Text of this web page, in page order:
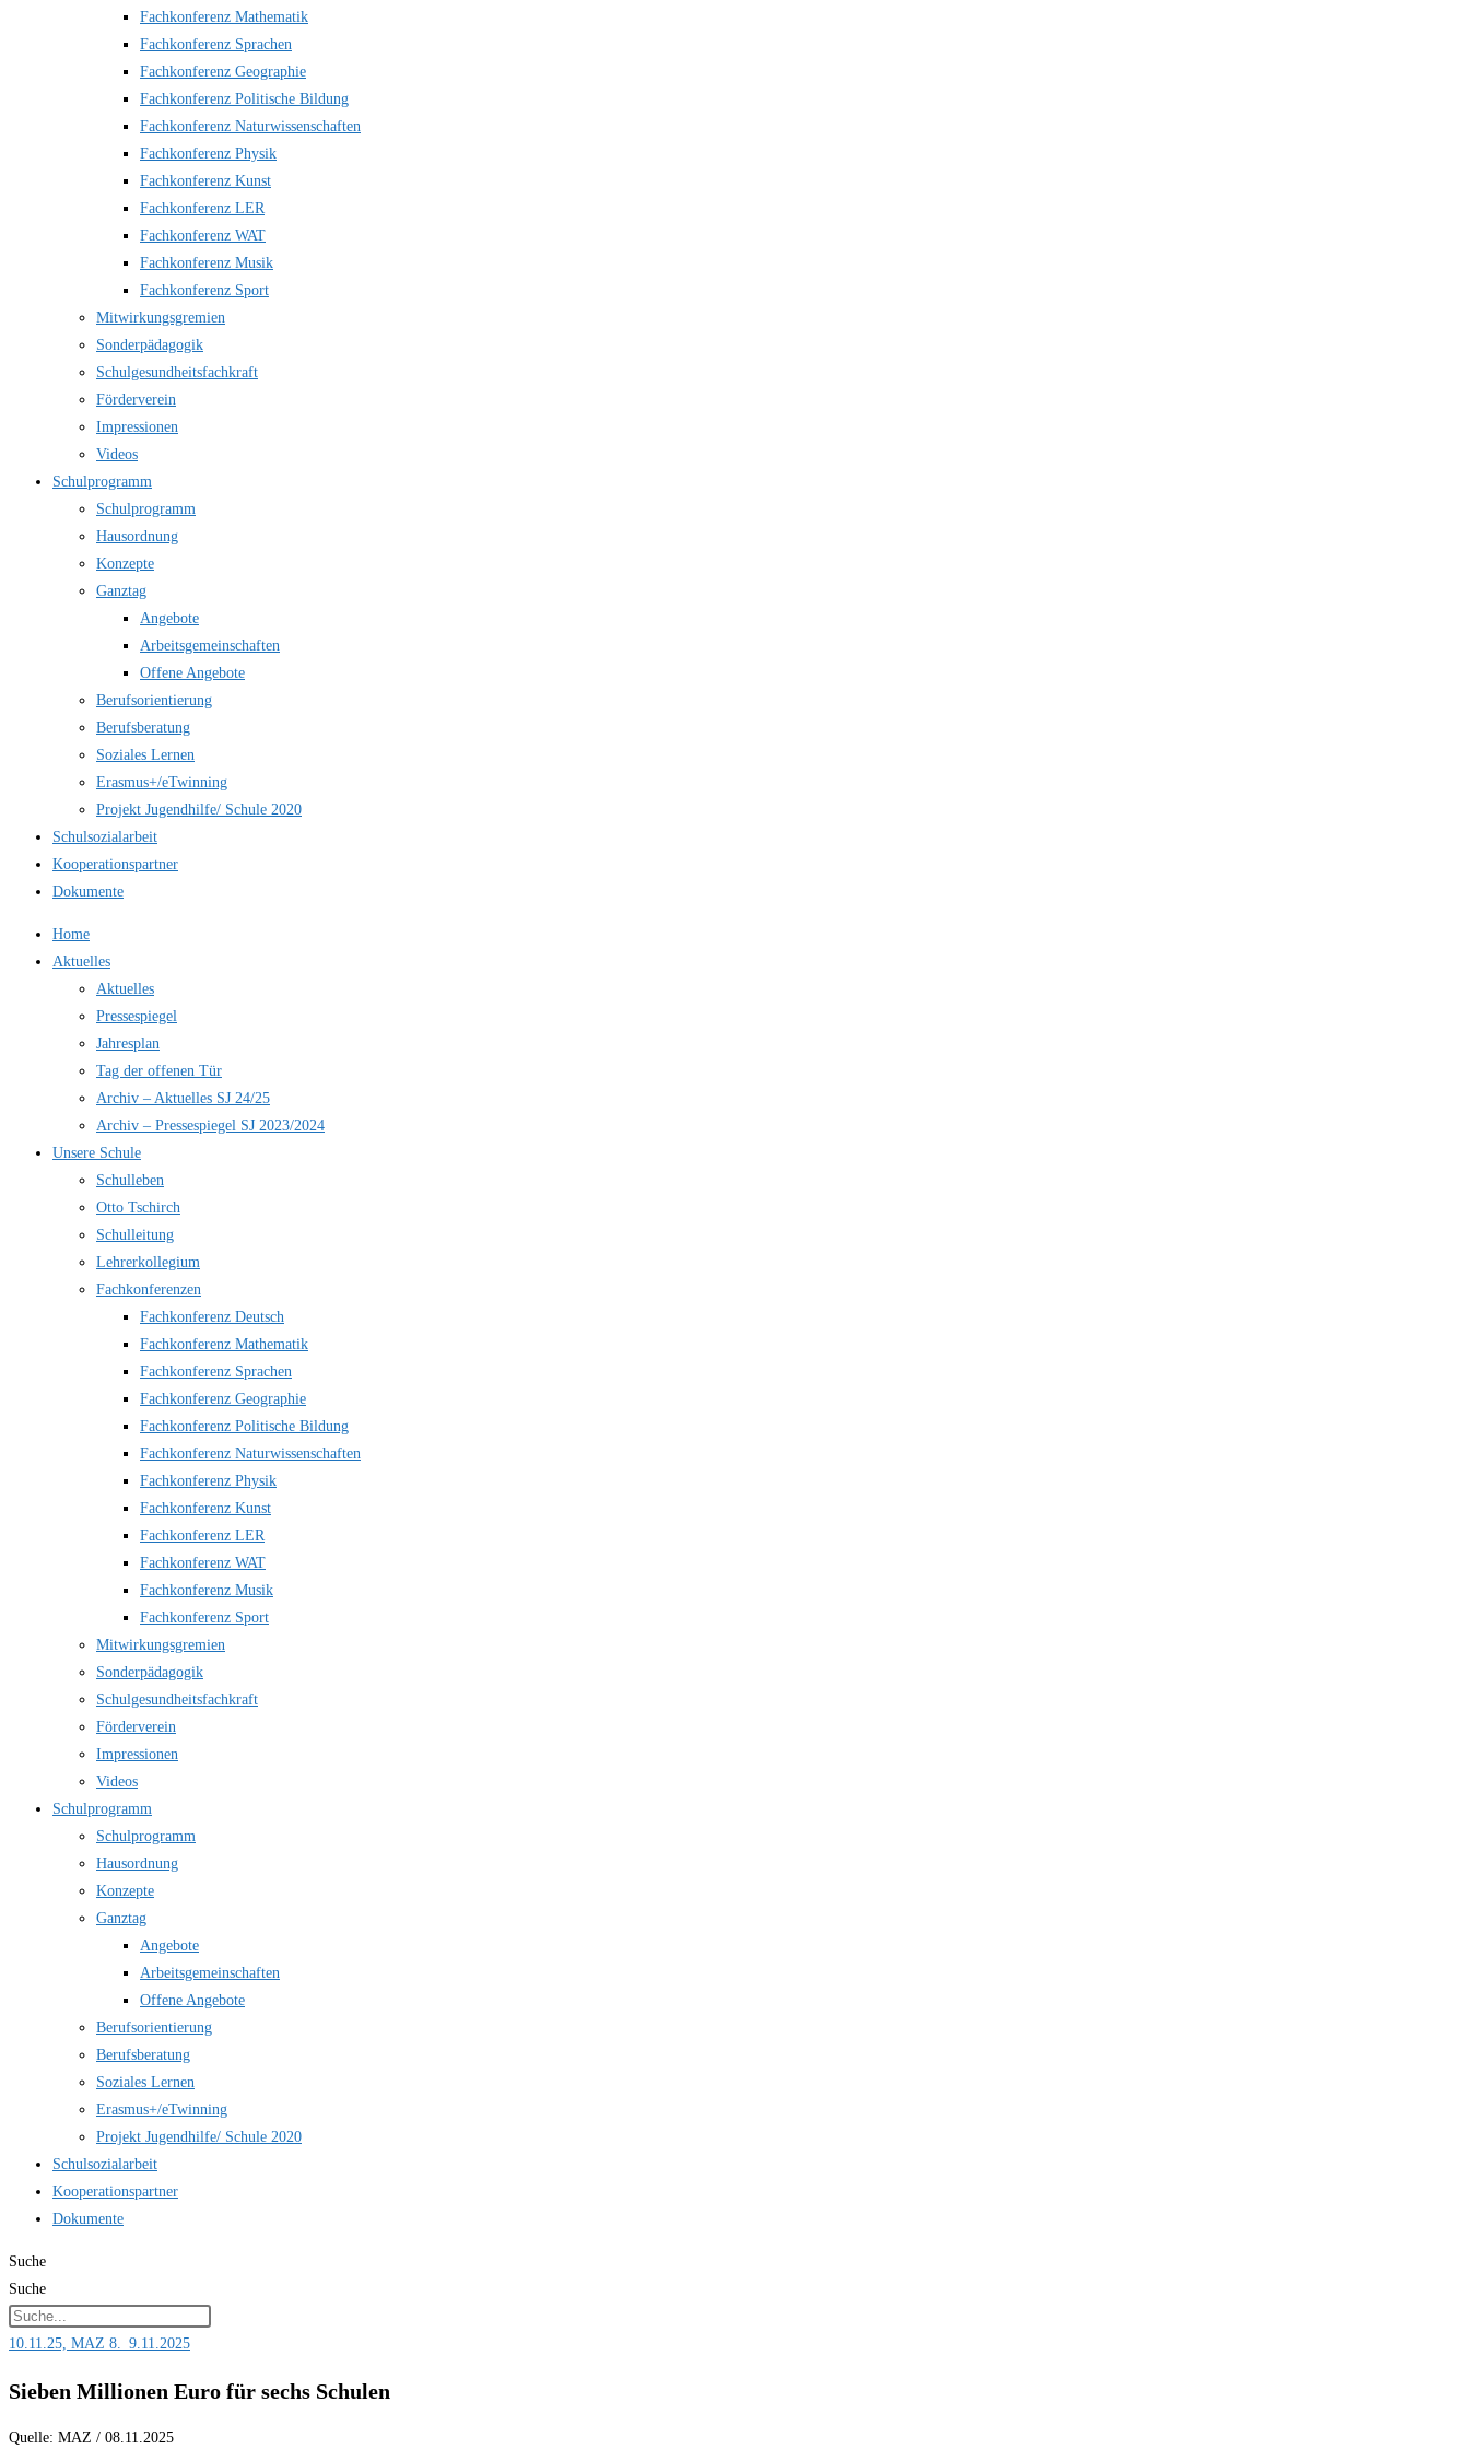
Fachkonferenz Mathematik
Fachkonferenz Sprachen
Fachkonferenz Geographie
Fachkonferenz Politische Bildung
Fachkonferenz Naturwissenschaften
Fachkonferenz Physik
Fachkonferenz Kunst
Fachkonferenz LER
Fachkonferenz WAT
Fachkonferenz Musik
Fachkonferenz Sport
Mitwirkungsgremien
Sonderpädagogik
Schulgesundheitsfachkraft
Förderverein
Impressionen
Videos
Schulprogramm
Schulprogramm
Hausordnung
Konzepte
Ganztag
Angebote
Arbeitsgemeinschaften
Offene Angebote
Berufsorientierung
Berufsberatung
Soziales Lernen
Erasmus+/eTwinning
Projekt Jugendhilfe/ Schule 2020
Schulsozialarbeit
Kooperationspartner
Dokumente
Home
Aktuelles
Aktuelles
Pressespiegel
Jahresplan
Tag der offenen Tür
Archiv – Aktuelles SJ 24/25
Archiv – Pressespiegel SJ 2023/2024
Unsere Schule
Schulleben
Otto Tschirch
Schulleitung
Lehrerkollegium
Fachkonferenzen
Fachkonferenz Deutsch
Fachkonferenz Mathematik
Fachkonferenz Sprachen
Fachkonferenz Geographie
Fachkonferenz Politische Bildung
Fachkonferenz Naturwissenschaften
Fachkonferenz Physik
Fachkonferenz Kunst
Fachkonferenz LER
Fachkonferenz WAT
Fachkonferenz Musik
Fachkonferenz Sport
Mitwirkungsgremien
Sonderpädagogik
Schulgesundheitsfachkraft
Förderverein
Impressionen
Videos
Schulprogramm
Schulprogramm
Hausordnung
Konzepte
Ganztag
Angebote
Arbeitsgemeinschaften
Offene Angebote
Berufsorientierung
Berufsberatung
Soziales Lernen
Erasmus+/eTwinning
Projekt Jugendhilfe/ Schule 2020
Schulsozialarbeit
Kooperationspartner
Dokumente
Suche
Suche
10.11.25, MAZ 8._9.11.2025
Sieben Millionen Euro für sechs Schulen
Quelle: MAZ / 08.11.2025